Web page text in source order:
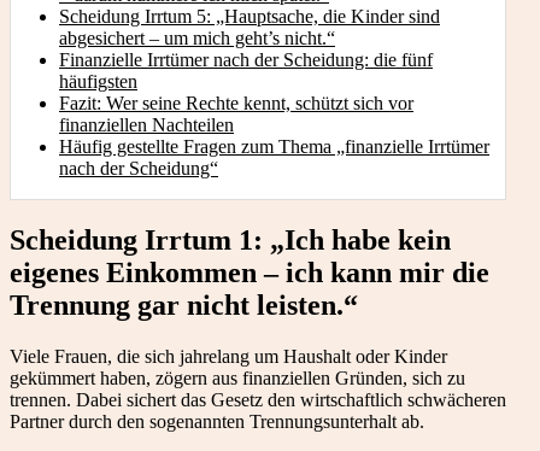
Scheidung Irrtum 5: „Hauptsache, die Kinder sind
abgesichert – um mich geht’s nicht.“
Finanzielle Irrtümer nach der Scheidung: die fünf
häufigsten
Fazit: Wer seine Rechte kennt, schützt sich vor
finanziellen Nachteilen
Häufig gestellte Fragen zum Thema „finanzielle Irrtümer
nach der Scheidung“
Scheidung Irrtum 1: „Ich habe kein
eigenes Einkommen – ich kann mir die
Trennung gar nicht leisten.“
Viele Frauen, die sich jahrelang um Haushalt oder Kinder
gekümmert haben, zögern aus finanziellen Gründen, sich zu
trennen. Dabei sichert das Gesetz den wirtschaftlich schwächeren
Partner durch den sogenannten Trennungsunterhalt ab.